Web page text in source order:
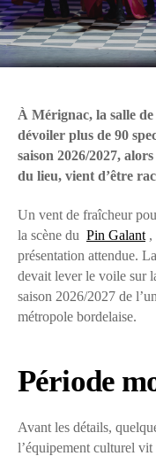
À Mérignac, la salle
dévoiler plus de 90
saison 2026/2027,
du lieu, vient d’être
Un vent de fraîcheur
la scène du Pin Galant ,
présentation attendue.
devait lever le voile sur
saison 2026/2027 de
métropole bordelaise.
Période
Avant les détails,
l’équipement culturel